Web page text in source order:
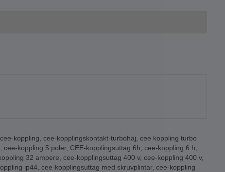
cee-koppling cee-kopplingskontakt-turbohaj cee koppling turbo
, cee-koppling 5 poler, CEE-kopplingsuttag 6h cee-koppling 6 h
32 ampere cee-kopplingsuttag 400 v, cee-koppling 400 v,
ip44 cee-kopplingsuttag med skruvplintar, cee-koppling